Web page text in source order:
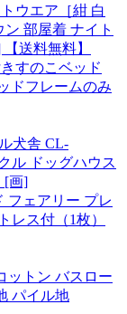
ウエア［紺 白
部屋着 ナイト
送料無料】
すのこベッド
ドフレームのみ
犬舎 CL-
ル ドッグハウス
[画]
フェアリー プレ
レス付（1枚）
ットン バスロー
パイル地